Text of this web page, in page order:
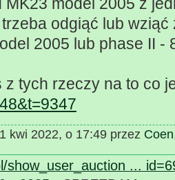
odgiąć lub
2005 lub phase II -
z tych rzeczy na to co
kwi 2022, o 17:49 przez Coen
show_user_auction ...